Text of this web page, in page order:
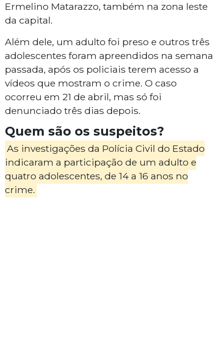
Ermelino Matarazzo, também na zona leste
da capital.
Além dele, um adulto foi preso e outros três
adolescentes foram apreendidos na semana
passada, após os policiais terem acesso a
vídeos que mostram o crime. O caso
ocorreu em 21 de abril, mas só foi
denunciado três dias depois.
Quem são os suspeitos?
As investigações da Polícia Civil do Estado
indicaram a participação de um adulto e
quatro adolescentes, de 14 a 16 anos no
crime.